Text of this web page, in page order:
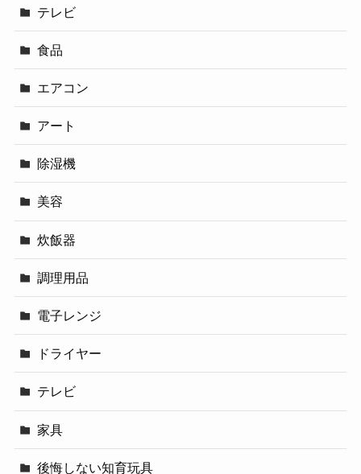
テレビ
食品
エアコン
アート
除湿機
美容
炊飯器
調理用品
電子レンジ
ドライヤー
テレビ
家具
後悔しない知育玩具